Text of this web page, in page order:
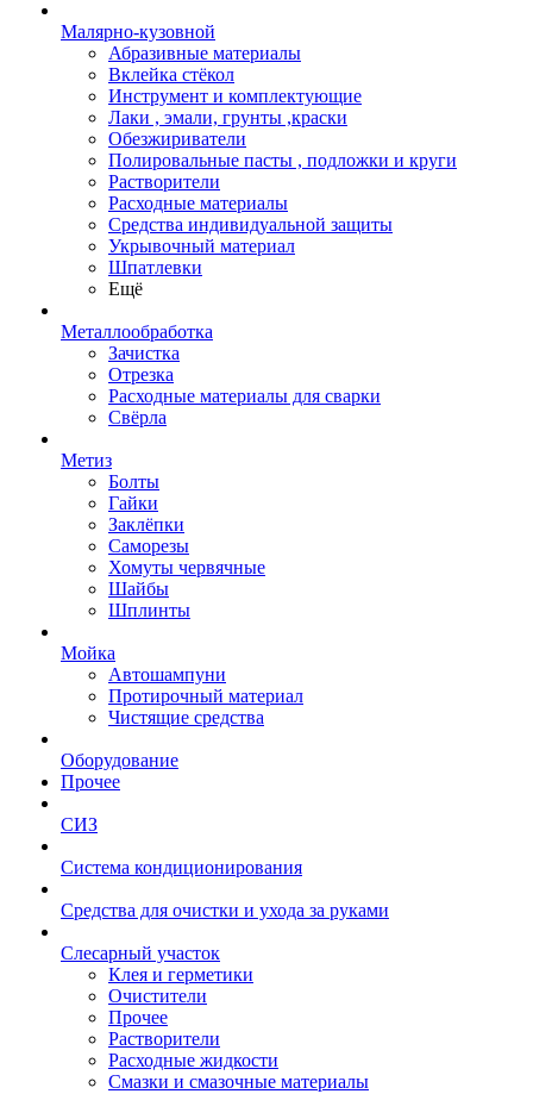
Малярно-кузовной
Абразивные материалы
Вклейка стёкол
Инструмент и комплектующие
Лаки , эмали, грунты ,краски
Обезжириватели
Полировальные пасты , подложки и круги
Растворители
Расходные материалы
Средства индивидуальной защиты
Укрывочный материал
Шпатлевки
Ещё
Металлообработка
Зачистка
Отрезка
Расходные материалы для сварки
Свёрла
Метиз
Болты
Гайки
Заклёпки
Саморезы
Хомуты червячные
Шайбы
Шплинты
Мойка
Автошампуни
Протирочный материал
Чистящие средства
Оборудование
Прочее
СИЗ
Система кондиционирования
Средства для очистки и ухода за руками
Слесарный участок
Клея и герметики
Очистители
Прочее
Растворители
Расходные жидкости
Смазки и смазочные материалы